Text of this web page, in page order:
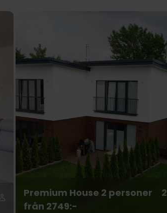
Premium House 2 personer
2
från 2749:-